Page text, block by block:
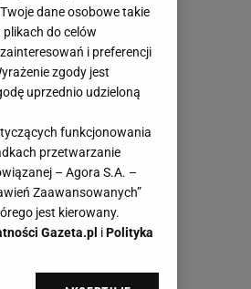
dane osobowe takie
do celów
i preferencji
zgody jest
uprzednio udzieloną
funkcjonowania
przetwarzanie
– Agora S.A. –
Zaawansowanych”
jest kierowany.
Gazeta.pl iPolityka